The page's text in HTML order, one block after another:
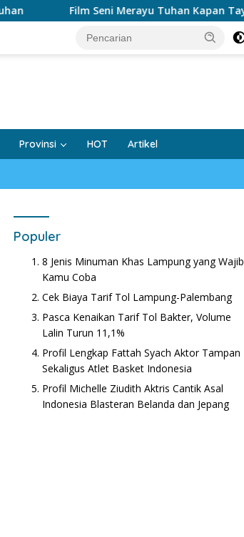
Film Seni Merayu Tuhan Kapan Tayang?
Provinsi HOT Artikel
Populer
8 Jenis Minuman Khas Lampung yang Wajib
Kamu Coba
Cek Biaya Tarif Tol Lampung-Palembang
Pasca Kenaikan Tarif Tol Bakter, Volume
Lalin Turun 11,1%
Profil Lengkap Fattah Syach Aktor Tampan
Sekaligus Atlet Basket Indonesia
Profil Michelle Ziudith Aktris Cantik Asal
Indonesia Blasteran Belanda dan Jepang